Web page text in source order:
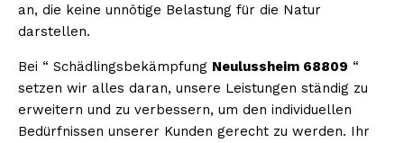
an, die keine unnötige Belastung für die Natur
darstellen.
Bei “ Schädlingsbekämpfung Neulussheim 68809 “
setzen wir alles daran, unsere Leistungen ständig zu
erweitern und zu verbessern, um den individuellen
Bedürfnissen unserer Kunden gerecht zu werden. Ihr